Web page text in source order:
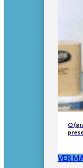
O
VER